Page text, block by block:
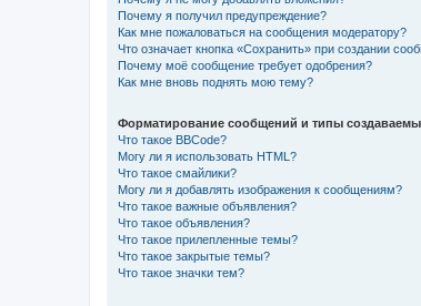
Почему я получил предупреждение?
Как мне пожаловаться на сообщения модератору?
Что означает кнопка «Сохранить» при создании
Почему моё сообщение требует одобрения?
Как мне вновь поднять мою тему?
Форматирование сообщений и типы
Что такое BBCode?
Могу ли я использовать HTML?
Что такое смайлики?
Могу ли я добавлять изображения к сообщениям?
Что такое важные объявления?
Что такое объявления?
Что такое прилепленные темы?
Что такое закрытые темы?
Что такое значки тем?